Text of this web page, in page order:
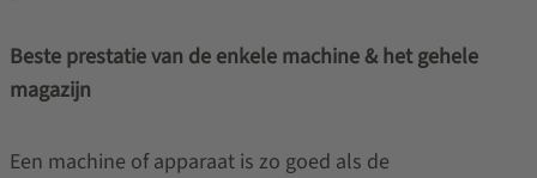
Beste prestatie van de enkele machine & het gehele
magazijn
Een machine of apparaat is zo goed als de